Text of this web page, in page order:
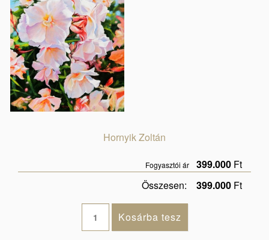
Hornyik Zoltán
Fogyasztói ár 399.000 Ft
Összesen:
399.000 Ft